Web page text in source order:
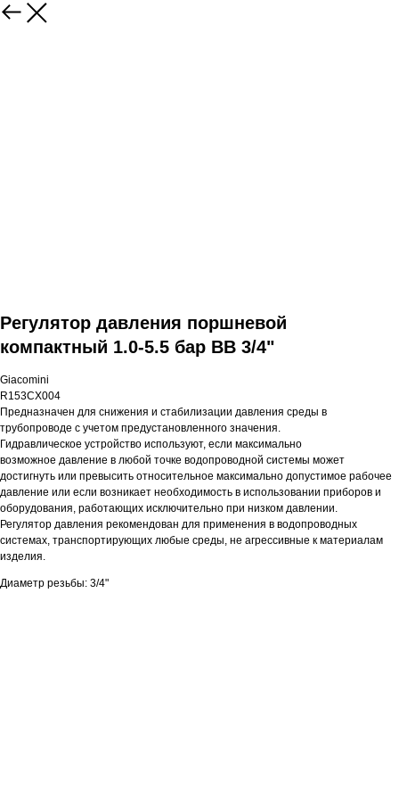
Регулятор давления поршневой
компактный 1.0-5.5 бар ВВ 3/4"
Giacomini
R153CX004
Предназначен для снижения и стабилизации давления среды в
трубопроводе с учетом предустановленного значения.
Гидравлическое устройство используют, если максимально
возможное давление в любой точке водопроводной системы может
достигнуть или превысить относительное максимально допустимое рабочее
давление или если возникает необходимость в использовании приборов и
оборудования, работающих исключительно при низком давлении.
Регулятор давления рекомендован для применения в водопроводных
системах, транспортирующих любые среды, не агрессивные к материалам
изделия.
Диаметр резьбы: 3/4"